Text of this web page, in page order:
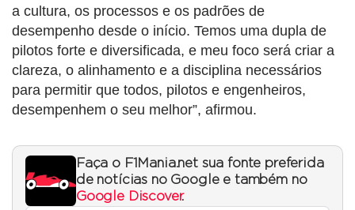
a cultura, os processos e os padrões de
desempenho desde o início. Temos uma dupla de
pilotos forte e diversificada, e meu foco será criar a
clareza, o alinhamento e a disciplina necessários
para permitir que todos, pilotos e engenheiros,
desempenhem o seu melhor”, afirmou.
Faça o F1Mania.net sua fonte preferida
de notícias no Google e também no
Google Discover.